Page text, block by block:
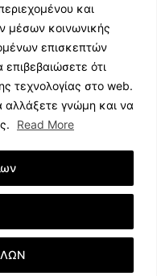
και
μέσων κοινωνικής
επισκεπτών
ότι
τεχνολογίας στο web.
αλλάξετε γνώμη και να
Read More